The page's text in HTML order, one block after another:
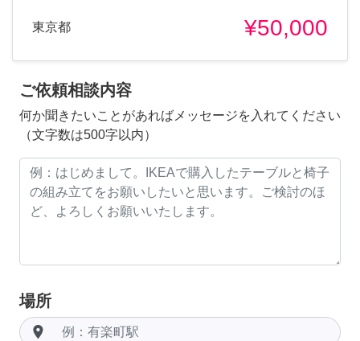
東京都 ¥50,000
ご依頼相談内容
何か聞きたいことがあればメッセージを入れてください
（文字数は500字以内）
場所
room